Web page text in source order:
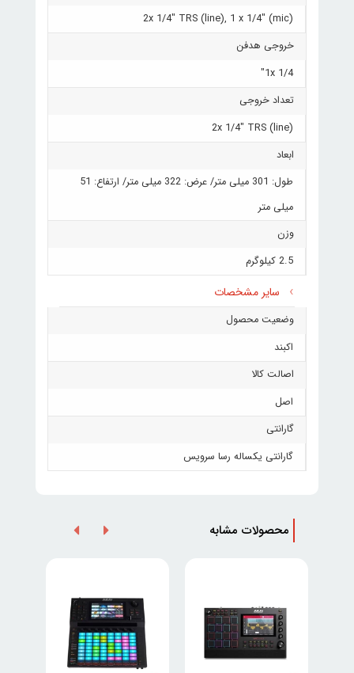
2x 1/4" TRS (line), 1 x 1/4" (mic)
خروجی هدفن
1x 1/4"
تعداد خروجی
2x 1/4" TRS (line)
ابعاد
طول: 301 میلی متر/ عرض: 322 میلی متر/ ارتفاع: 51
میلی متر
وزن
2.5 کیلوگرم
سایر مشخصات
وضعیت محصول
اکبند
اصالت کالا
اصل
گارانتی
گارانتی یکساله رسا سرویس
محصولات مشابه